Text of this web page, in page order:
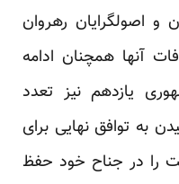
و اصولگرایان رهروان
آنها همچنان ادامه
یازدهم نیز تعدد
به توافق نهایی برای
را در جناح خود حفظ